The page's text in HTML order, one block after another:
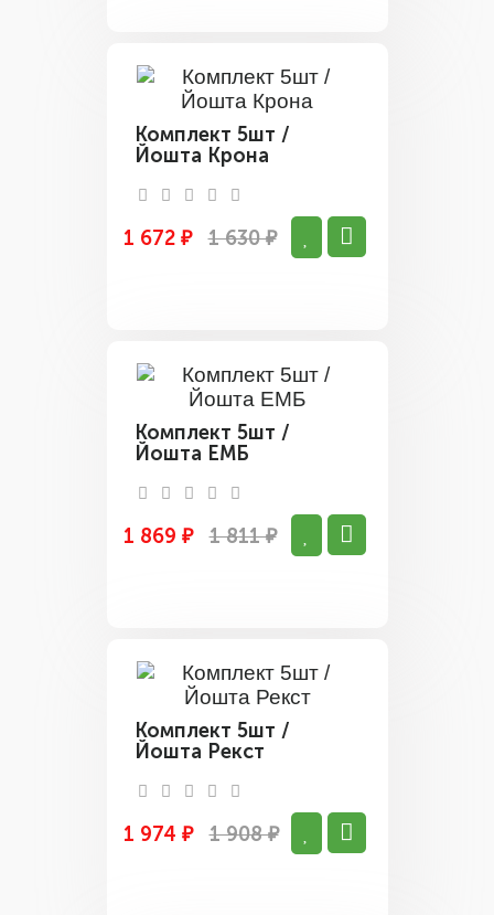
Комплект 5шт /
Йошта Крона
1 672 ₽ 1 630 ₽
Комплект 5шт /
Йошта ЕМБ
1 869 ₽ 1 811 ₽
Комплект 5шт /
Йошта Рекст
1 974 ₽ 1 908 ₽